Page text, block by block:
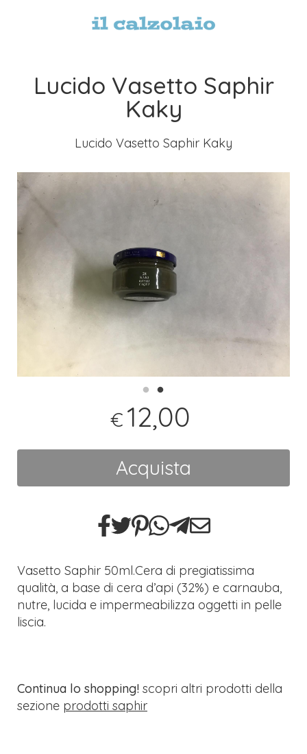
Lucido Vasetto Saphir
Kaky
Lucido Vasetto Saphir Kaky
€ 12,00
Acquista
Vasetto Saphir 50ml.Cera di pregiatissima
qualità, a base di cera d’api (32%) e carnauba,
nutre, lucida e impermeabilizza oggetti in pelle
liscia.
Continua lo shopping! scopri altri prodotti della
sezione prodotti saphir